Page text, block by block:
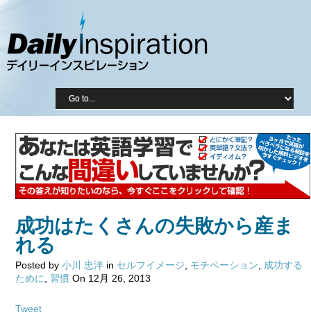
成功はたくさんの失敗から産ま
れる
Posted by 小川 忠洋 in セルフイメージ モチベーション
成功する
ために
習慣 On 12月 26, 2013
Tweet